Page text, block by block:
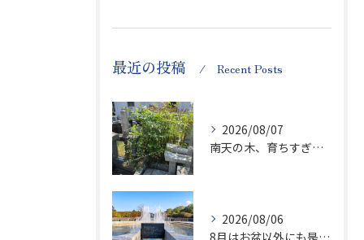
最近の投稿 Recent Posts
2026/08/07
南天の木、育ちすぎます…笑
2026/08/06
8月はお盆以外にも是非ご供養の気持ちを！